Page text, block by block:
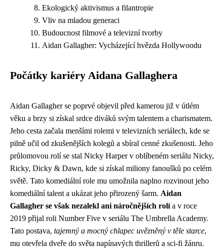
Ekologický aktivismus a filantropie
Vliv na mladou generaci
Budoucnost filmové a televizní tvorby
Aidan Gallagher: Vycházející hvězda Hollywoodu
Počátky kariéry Aidana Gallaghera
Aidan Gallagher se poprvé objevil před kamerou již v útlém
věku a brzy si získal srdce diváků svým talentem a charismatem.
Jeho cesta začala menšími rolemi v televizních seriálech, kde se
pilně učil od zkušenějších kolegů a sbíral cenné zkušenosti. Jeho
průlomovou rolí se stal Nicky Harper v oblíbeném seriálu Nicky,
Ricky, Dicky & Dawn, kde si získal miliony fanoušků po celém
světě. Tato komediální role mu umožnila naplno rozvinout jeho
komediální talent a ukázat jeho přirozený šarm. Aidan
Gallagher se však nezalekl ani náročnějších rolía v roce
2019 přijal roli Number Five v seriálu The Umbrella Academy.
Tato postava, tajemný a mocný chlapec uvězněný v těle starce,
mu otevřela dveře do světa napínavých thrillerů a sci-fi žánru.